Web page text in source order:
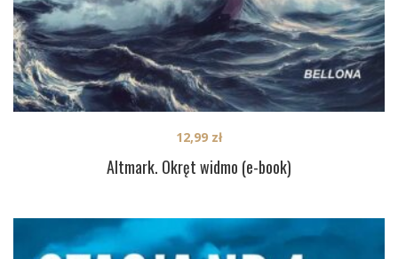
Altmark. Okręt widmo (e-book)
12,99 zł